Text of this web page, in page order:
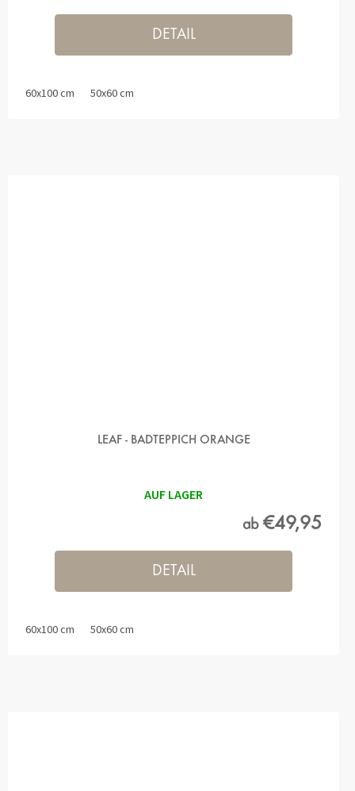
DETAIL
60x100 cm 50x60 cm
LEAF - BADTEPPICH ORANGE
AUF LAGER
ab€49,95
DETAIL
60x100 cm 50x60 cm